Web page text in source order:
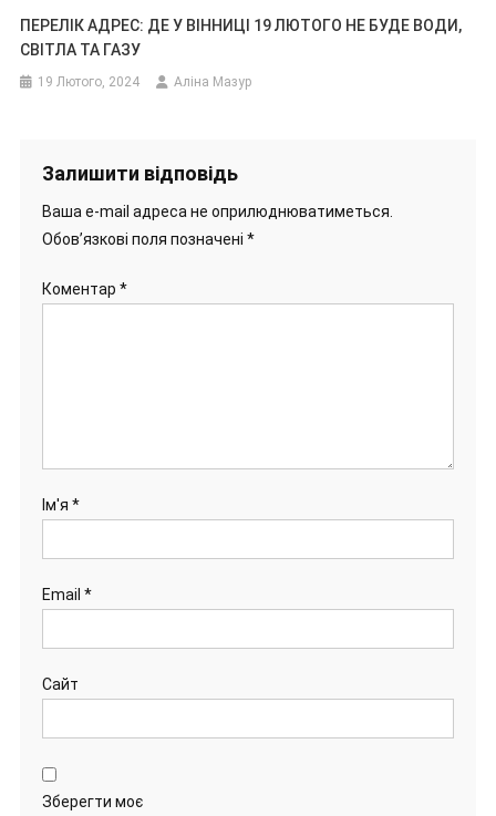
ПЕРЕЛІК АДРЕС: ДЕ У ВІННИЦІ 19 ЛЮТОГО НЕ БУДЕ ВОДИ,
СВІТЛА ТА ГАЗУ
19 Лютого, 2024 Аліна Мазур
Залишити відповідь
Ваша e-mail адреса не оприлюднюватиметься.
Обов’язкові поля позначені *
Коментар *
Ім'я *
Email *
Сайт
Зберегти моє